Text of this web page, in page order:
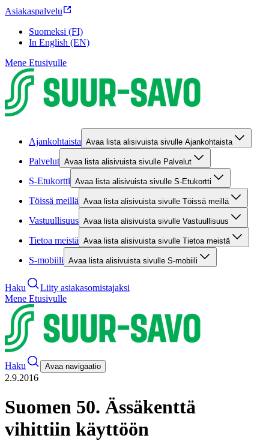
Asiakaspalvelu
Suomeksi (FI)
In English (EN)
Mene Etusivulle
Ajankohtaista Avaa lista alisivuista sivulle Ajankohtaista
Palvelut Avaa lista alisivuista sivulle Palvelut
S-Etukortti Avaa lista alisivuista sivulle S-Etukortti
Töissä meillä Avaa lista alisivuista sivulle Töissä meillä
Vastuullisuus Avaa lista alisivuista sivulle Vastuullisuus
Tietoa meistä Avaa lista alisivuista sivulle Tietoa meistä
S-mobiili Avaa lista alisivuista sivulle S-mobiili
Haku
Liity asiakasomistajaksi
Mene Etusivulle
Haku Avaa navigaatio
2.9.2016
Suomen 50. Ässäkenttä
vihittiin käyttöön